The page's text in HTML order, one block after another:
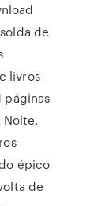
de
livros
páginas
Noite,
épico
de